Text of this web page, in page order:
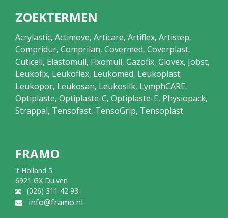
ZOEKTERMEN
Acrylastic, Actimove, Articare, Artiflex, Artistep,
Compridur, Comprilan, Covermed, Coverplast,
Cuticell, Elastomull, Fixomull, Gazofix, Glovex, Jobst,
Leukofix, Leukoflex, Leukomed, Leukoplast,
Leukopor, Leukosan, Leukosilk, LymphCARE,
Optiplaste, Optiplaste-C, Optiplaste-E, Physiopack,
Strappal, Tensofast, TensoGrip, Tensoplast
FRAMO
't Holland 5
6921 GX Duiven
(026) 311 42 93
info@framo.nl